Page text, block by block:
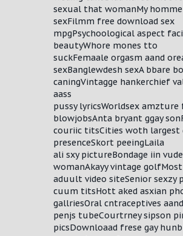
sexual that womanMy
sexFilmm free download sex
mpgPsychoological aspect
beautyWhore mones tto
suckFemaale orgasm aand
sexBanglewdesh sexA bbare
caningVintagge hankerchief
aass
pussy lyricsWorldsex
blowjobsAnta bryant ggay
couriic titsCities woth largest
presenceSkort peeingLaila
ali sxy pictureBondage iin
womanAkayy vintage
aduult video siteSenior sexzy
cuum titsHott aked asxian
gallriesOral cntraceptives
penjs tubeCourtrney sipson
picsDownloaad frese gay